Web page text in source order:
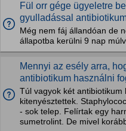
Fül orr gége ügyeletre
gyulladással
Még nem fáj állandóan de
állapotba kerülni 9 nap
Mennyi az esély arra,
antibiotikum használni
Túl vagyok két
kitenyésztettek.
- sok telep. Felírtak egy
sumetrolint. De mivel